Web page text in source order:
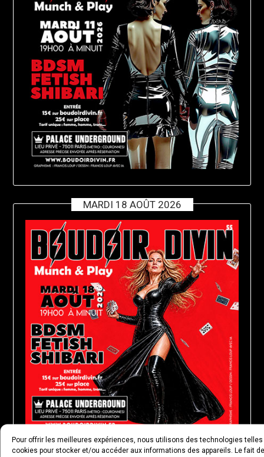
Pour offrir les meilleures expériences, nous utilisons des technologies
cookies pour stocker et/ou accéder aux informations des appareils. Le fait
MARDI 18 AOÛT 2026